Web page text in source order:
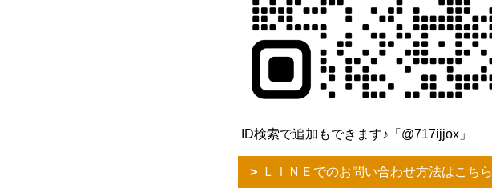
ID検索で追加もできます♪「@717ijjox」
ＬＩＮＥでのお問い合わせ方法はこちら